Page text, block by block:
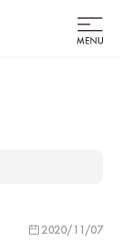
2020/11/07